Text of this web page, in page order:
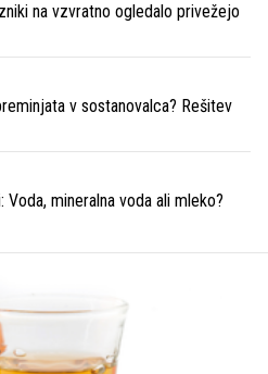
na vzvratno ogledalo privežejo
v sostanovalca? Rešitev
Voda, mineralna voda ali mleko?